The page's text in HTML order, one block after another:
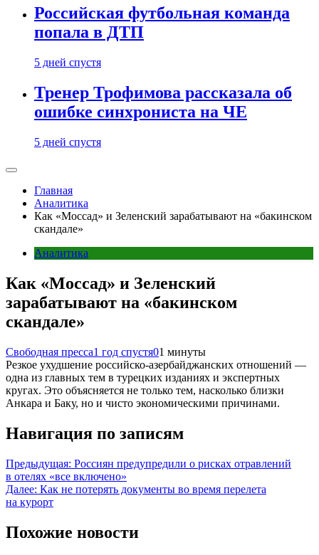
Российская футбольная команда
попала в ДТП
5 дней спустя
Тренер Трофимова рассказала об
ошибке синхрониста на ЧЕ
5 дней спустя
Главная
Аналитика
Как «Моссад» и Зеленский зарабатывают на «бакинском
скандале»
Аналитика
Как «Моссад» и Зеленский
зарабатывают на «бакинском
скандале»
Свободная пресса1 год спустя01 минуты
Резкое ухудшение российско-азербайджанских отношений —
одна из главных тем в турецких изданиях и экспертных
кругах. Это объясняется не только тем, насколько близки
Анкара и Баку, но и чисто экономическими причинами.
Навигация по записям
Предыдущая: Россиян предупредили о рисках отравлений
в отелях «все включено»
Далее: Как не потерять документы во время перелета
на курорт
Похожие новости